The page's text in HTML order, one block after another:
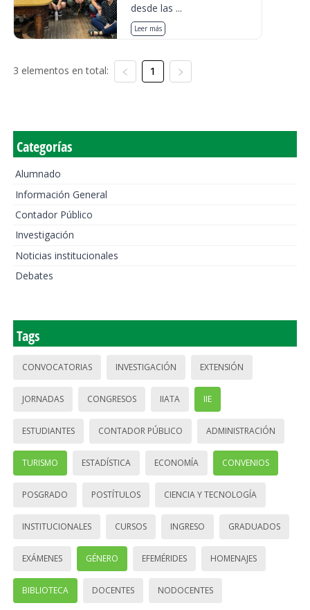
desde las ...
Leer más
3 elementos en total: 1
Categorías
Alumnado
Información General
Contador Público
Investigación
Noticias institucionales
Debates
Tags
CONVOCATORIAS INVESTIGACIÓN EXTENSIÓN
JORNADAS CONGRESOS IIATA IIE
ESTUDIANTES CONTADOR PÚBLICO ADMINISTRACIÓN
TURISMO ESTADÍSTICA ECONOMÍA CONVENIOS
POSGRADO POSTÍTULOS CIENCIA Y TECNOLOGÍA
INSTITUCIONALES CURSOS INGRESO GRADUADOS
EXÁMENES GÉNERO EFEMÉRIDES HOMENAJES
BIBLIOTECA DOCENTES NODOCENTES